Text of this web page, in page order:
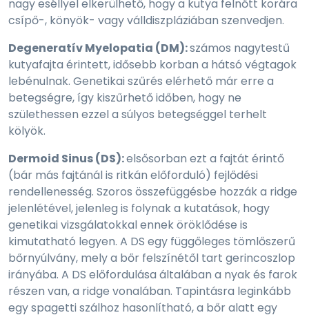
nagy eséllyel elkerülhető, hogy a kutya felnőtt korára
csípő-, könyök- vagy válldiszpláziában szenvedjen.
Degeneratív Myelopatia (DM):számos nagytestű
kutyafajta érintett, idősebb korban a hátsó végtagok
lebénulnak. Genetikai szűrés elérhető már erre a
betegségre, így kiszűrhető időben, hogy ne
születhessen ezzel a súlyos betegséggel terhelt
kölyök.
Dermoid Sinus (DS):elsősorban ezt a fajtát érintő
(bár más fajtánál is ritkán előforduló) fejlődési
rendellenesség. Szoros összefüggésbe hozzák a ridge
jelenlétével, jelenleg is folynak a kutatások, hogy
genetikai vizsgálatokkal ennek öröklődése is
kimutatható legyen. A DS egy függőleges tömlőszerű
bőrnyúlvány, mely a bőr felszínétől tart gerincoszlop
irányába. A DS előfordulása általában a nyak és farok
részen van, a ridge vonalában. Tapintásra leginkább
egy spagetti szálhoz hasonlítható, a bőr alatt egy